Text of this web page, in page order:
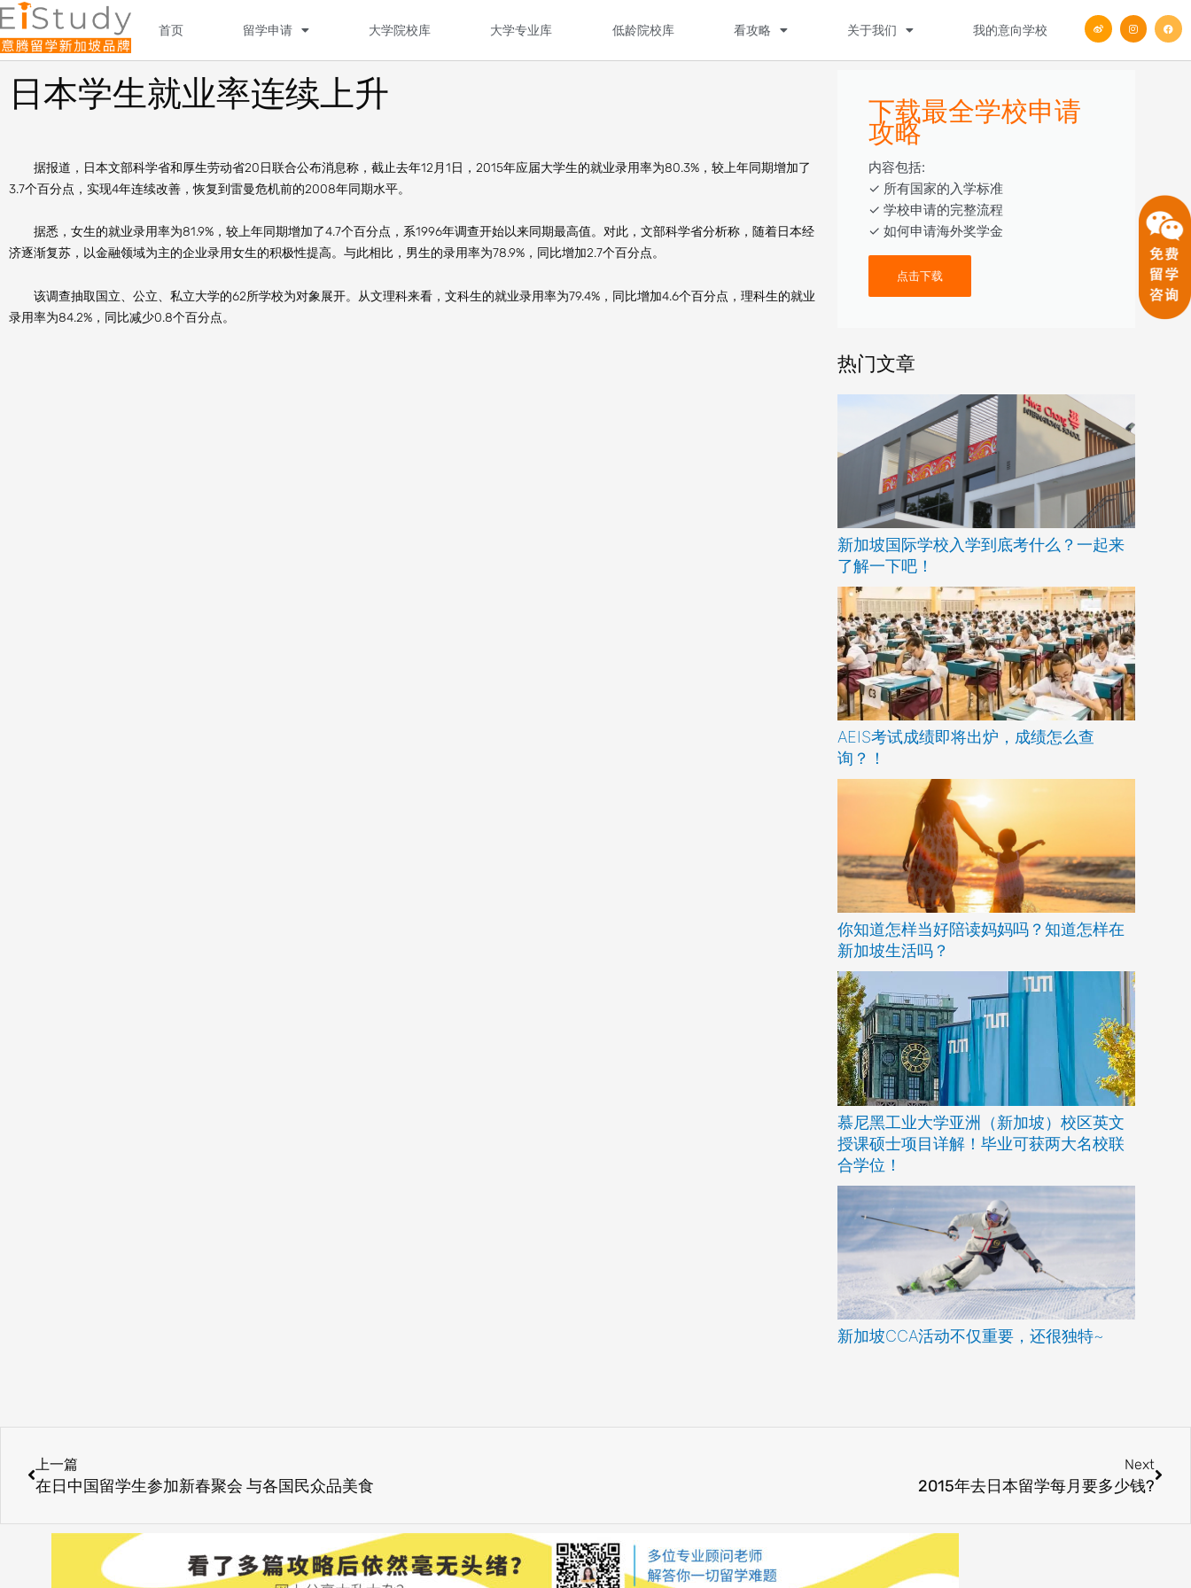
Skip
to
content
首页 留学申请 大学院校库 大学专业库 低龄院校库 看攻略 关于我们 我的意向学校
W
e
o
I
n
a
F
a
b
日本学生就业率连续上升
据报道，日本文部科学省和厚生劳动省20日联合公布消息称，截止去年12月1日，2015年应届大学生的就业录用率为80.3%，较上年同期增加了
3.7个百分点，实现4年连续改善，恢复到雷曼危机前的2008年同期水平。
据悉，女生的就业录用率为81.9%，较上年同期增加了4.7个百分点，系1996年调查开始以来同期最高值。对此，文部科学省分析称，随着日本经
济逐渐复苏，以金融领域为主的企业录用女生的积极性提高。与此相比，男生的录用率为78.9%，同比增加2.7个百分点。
该调查抽取国立、公立、私立大学的62所学校为对象展开。从文理科来看，文科生的就业录用率为79.4%，同比增加4.6个百分点，理科生的就业
录用率为84.2%，同比减少0.8个百分点。
下载最全学校申请
攻略
内容包括:
‎‏‏‎‎‏‏‎‎‏✓ ‎所有国家的入学标准
✓ 学校申请的完整流程
✓ 如何申请海外奖学金
点击下载
热门文章
新加坡国际学校入学到底考什么？一起来
了解一下吧！
AEIS考试成绩即将出炉，成绩怎么查
询？！
你知道怎样当好陪读妈妈吗？知道怎样在
新加坡生活吗？
慕尼黑工业大学亚洲（新加坡）校区英文
授课硕士项目详解！毕业可获两大名校联
合学位！
新加坡CCA活动不仅重要，还很独特~
上一篇
在日中国留学生参加新春聚会 与各国民众品美食
Next
2015年去日本留学每月要多少钱?